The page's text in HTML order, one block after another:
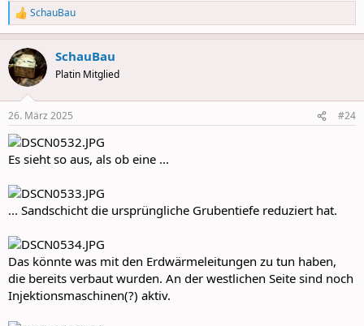
R
e
a
c
t
i
s
:
SchauBau
SchauBau
Platin Mitglied
26. März 2025 #24
Es sieht so aus, als ob eine ...
... Sandschicht die ursprüngliche Grubentiefe reduziert hat.
Das könnte was mit den Erdwärmeleitungen zu tun haben,
die bereits verbaut wurden. An der westlichen Seite sind noch
Injektionsmaschinen(?) aktiv.